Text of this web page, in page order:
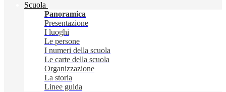
Scuola
Panoramica
Presentazione
I luoghi
Le persone
I numeri della scuola
Le carte della scuola
Organizzazione
La storia
Linee guida